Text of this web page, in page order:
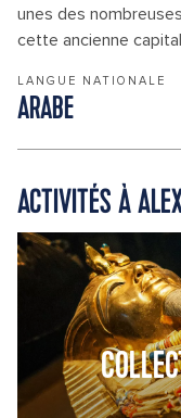
unes des
cette ancienne
LANGUE NATIONALE
ARABE
ACTIVITÉS À